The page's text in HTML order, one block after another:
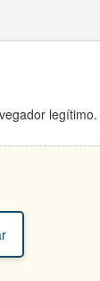
legítimo.